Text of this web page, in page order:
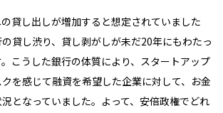
貸し出しが増加すると想定されていました
貸し渋り、貸し剥がしが未だ20年にもわたっ
こうした銀行の体質により、スタートアップ
を感じて融資を希望した企業に対して、お金
となっていました。よって、安倍政権でどれ